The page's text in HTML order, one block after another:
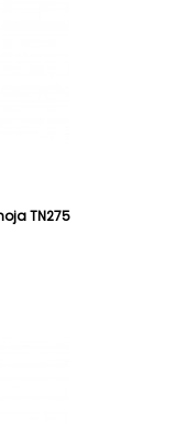
TN275